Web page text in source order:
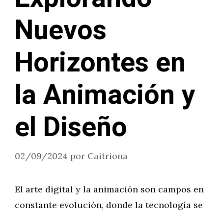
Nuevos
Horizontes en
la Animación y
el Diseño
02/09/2024 por Caitriona
El arte digital y la animación son campos en
constante evolución, donde la tecnología se